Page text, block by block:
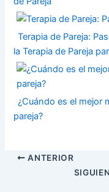
Terapia de Pareja:
la Terapia de Pareja
¿Cuándo es el mejor
pareja?
ANTERIOR